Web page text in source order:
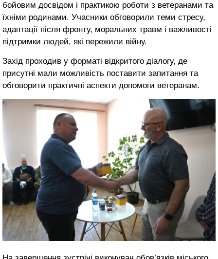
бойовим досвідом і практикою роботи з ветеранами та
їхніми родинами. Учасники обговорили теми стресу,
адаптації після фронту, моральних травм і важливості
підтримки людей, які пережили війну.
Захід проходив у форматі відкритого діалогу, де
присутні мали можливість поставити запитання та
обговорити практичні аспекти допомоги ветеранам.